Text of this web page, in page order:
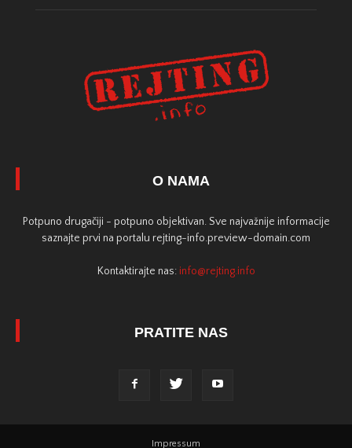
O NAMA
Potpuno drugačiji - potpuno objektivan. Sve najvažnije informacije
saznajte prvi na portalu rejting-info.preview-domain.com
Kontaktirajte nas: info@rejting.info
PRATITE NAS
Impressum